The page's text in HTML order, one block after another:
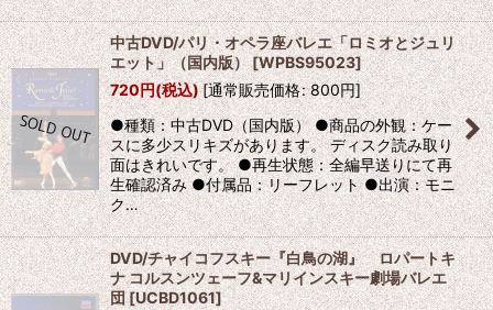
中古DVD/パリ・オペラ座バレエ「ロミオとジュリ
エット」（国内版） [WPBS95023]
720円(税込) [通常販売価格: 800円]
●種類：中古DVD（国内版） ●商品の外観：ケー
スに多少スリキズがあります。 ディスク読み取り
面はきれいです。 ●再生状態：全編早送りにて再
生確認済み ●付属品：リーフレット ●出演：モニ
ク…
DVD/チャイコフスキー『白鳥の湖』 ロパートキ
ナ コルスンツェーフ&マリインスキー劇場バレエ
団[UCBD1061]